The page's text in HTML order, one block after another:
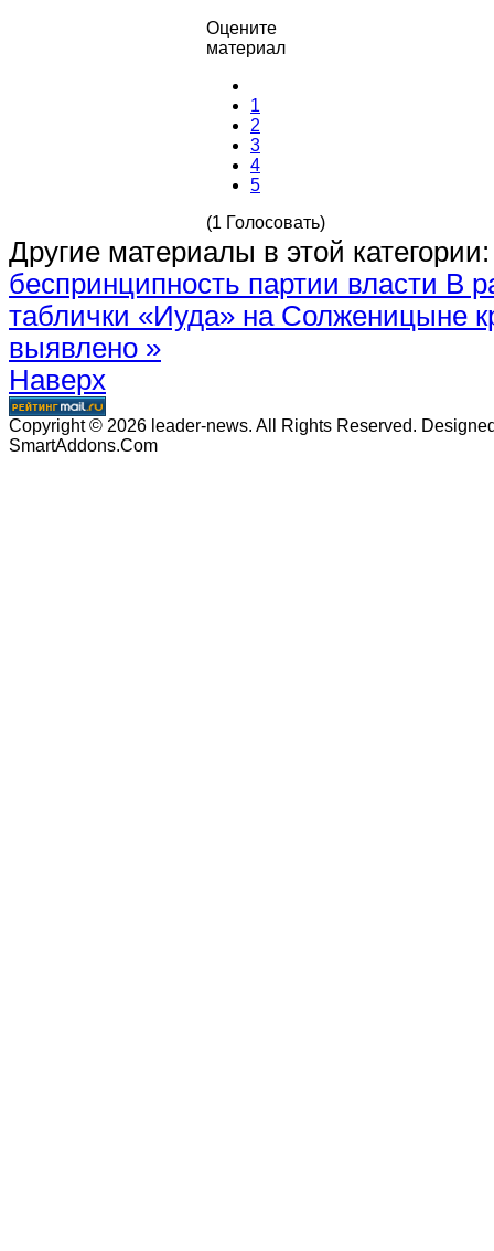
Оцените
материал
1
2
3
4
5
(1 Голосовать)
Другие материалы в этой категории:
беспринципность партии власти В
таблички «Иуда» на Солженицыне
выявлено »
Наверх
Copyright © 2026 leader-news. All Rights Reserved.
SmartAddons.Com